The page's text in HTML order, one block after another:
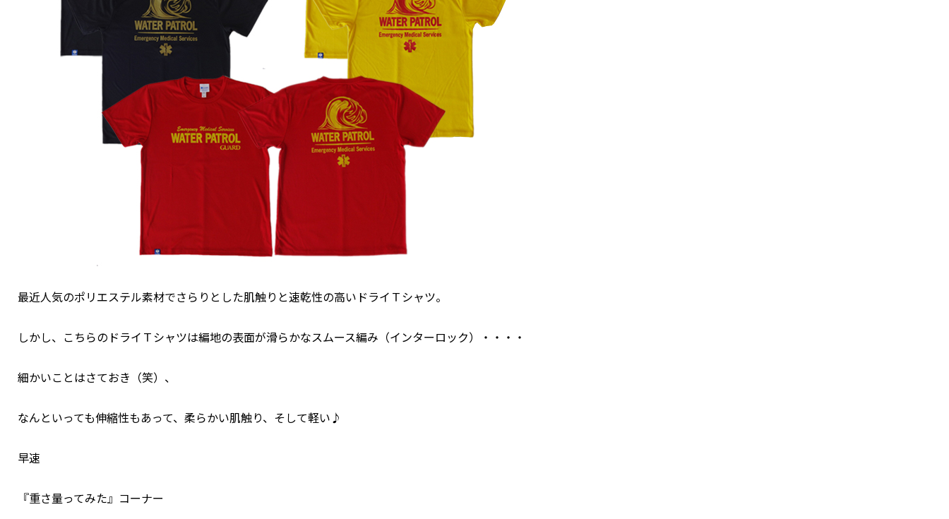
最近人気のポリエステル素材でさらりとした肌触りと速乾性の高いドライＴシャツ。
しかし、こちらのドライＴシャツは編地の表面が滑らかなスムース編み（インターロック）・・・・
細かいことはさておき（笑）、
なんといっても伸縮性もあって、柔らかい肌触り、そして軽い♪
早速
『重さ量ってみた』コーナー